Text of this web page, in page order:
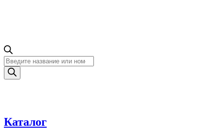
Поиск
товаров
Каталог